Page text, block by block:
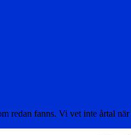
redan fanns. Vi vet inte årtal